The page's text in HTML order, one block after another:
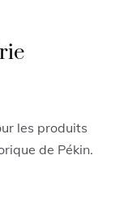
les produits
de Pékin.